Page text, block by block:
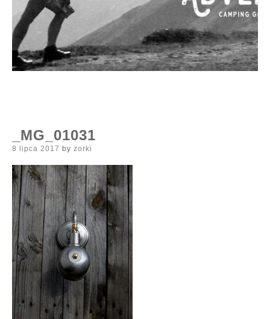
_MG_01031
Posted
8 lipca 2017 by zorki